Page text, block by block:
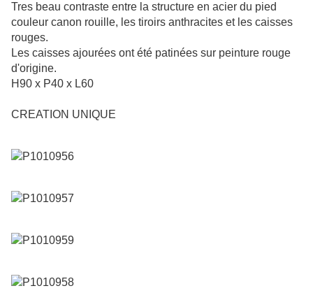
Tres beau contraste entre la structure en acier du pied
couleur canon rouille, les tiroirs anthracites et les caisses
rouges.
Les caisses ajourées ont été patinées sur peinture rouge
d'origine.
H90 x P40 x L60
CREATION UNIQUE